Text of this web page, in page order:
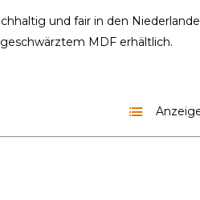
und fair in den
MDF erhältlich.